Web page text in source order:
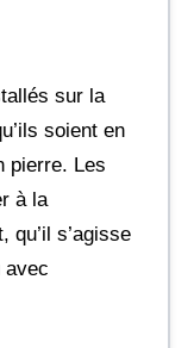
sur la
soient en
pierre. Les
à la
qu’il s’agisse
avec